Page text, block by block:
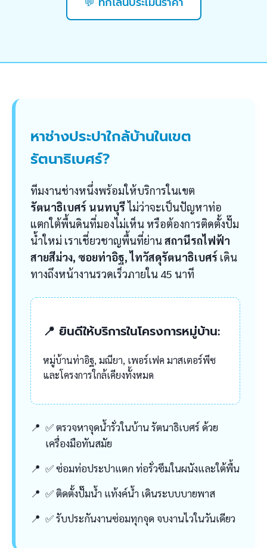
หาช่างประปาใกล้บ้านในเขต
รัตนาธิเบศร์?
ทีมงานช่างหนึ่งพร้อมให้บริการในเขต
รัตนาธิเบศร์ นนทบุรีไม่ว่าจะเป็นปัญหาท่อ
แตกใต้พื้นดินที่มองไม่เห็น หรือต้องการติดตั้งปั๊ม
น้ำใหม่ เราเชี่ยวชาญพื้นที่ย่านสถานีรถไฟฟ้า
สายสีม่วง, ซอยท่าอิฐ, ไทวัสดุรัตนาธิเบศร์ เดิน
ทางถึงหน้างานรวดเร็วภายใน 45 นาที
📍 ยินดีให้บริการในโครงการหมู่บ้าน:
หมู่บ้านท่าอิฐ, มณียา, เพอร์เฟค มาสเตอร์พีซ
และโครงการใกล้เคียงทั้งหมด
✅ ตรวจหาจุดน้ำรั่วในบ้าน รัตนาธิเบศร์ ด้วย
เครื่องมือทันสมัย
✅ ซ่อมท่อประปาแตก ท่อรั่วซึมในผนังและใต้พื้น
✅ ติดตั้งปั๊มน้ำ แท้งค์น้ำ เดินระบบบายพาส
✅ รับประกันงานซ่อมทุกจุด จบงานไวในวันเดียว